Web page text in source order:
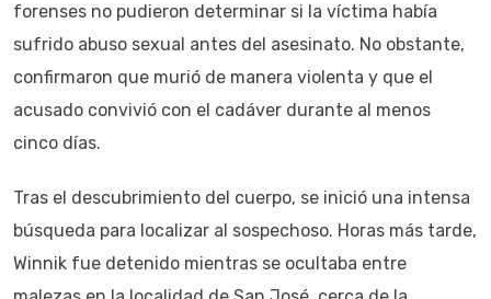
forenses no pudieron determinar si la víctima había
sufrido abuso sexual antes del asesinato. No obstante,
confirmaron que murió de manera violenta y que el
acusado convivió con el cadáver durante al menos
cinco días.
Tras el descubrimiento del cuerpo, se inició una intensa
búsqueda para localizar al sospechoso. Horas más tarde,
Winnik fue detenido mientras se ocultaba entre